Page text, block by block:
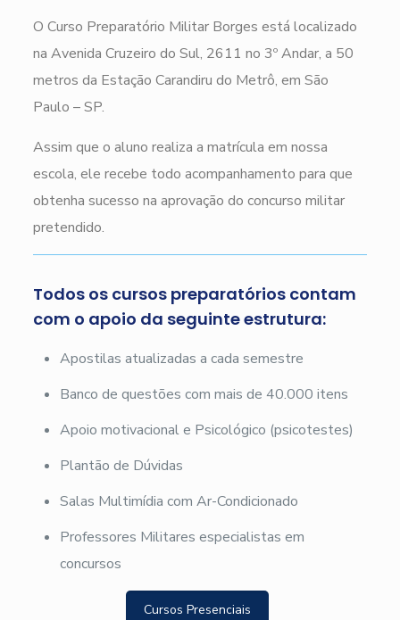
O Curso Preparatório Militar Borges está localizado
na Avenida Cruzeiro do Sul, 2611 no 3º Andar, a 50
metros da Estação Carandiru do Metrô, em São
Paulo – SP.
Assim que o aluno realiza a matrícula em nossa
escola, ele recebe todo acompanhamento para que
obtenha sucesso na aprovação do concurso militar
pretendido.
Todos os cursos preparatórios contam
com o apoio da seguinte estrutura:
Apostilas atualizadas a cada semestre
Banco de questões com mais de 40.000 itens
Apoio motivacional e Psicológico (psicotestes)
Plantão de Dúvidas
Salas Multimídia com Ar-Condicionado
Professores Militares especialistas em
concursos
Cursos Presenciais